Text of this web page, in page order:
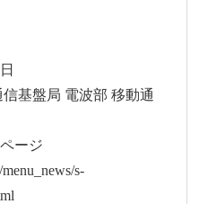
基盤局 電波部 移動通
ージ
s-